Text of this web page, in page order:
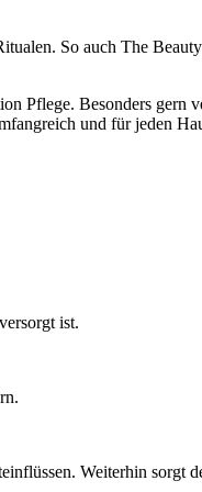
So auch The
Pflege. Besonders gern
und für jeden
ist.
Weiterhin sorgt